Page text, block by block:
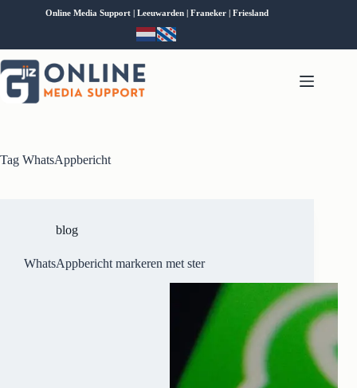
Online Media Support | Leeuwarden | Franeker | Friesland
Tag WhatsAppbericht
blog
WhatsAppbericht markeren met ster